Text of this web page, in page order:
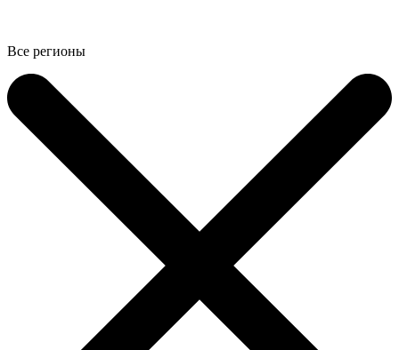
Все регионы